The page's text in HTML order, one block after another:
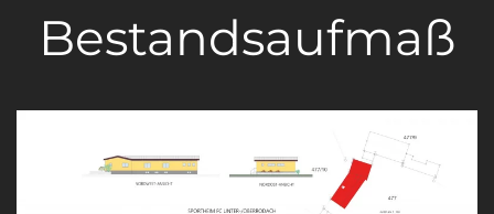
Bestandsaufmaß